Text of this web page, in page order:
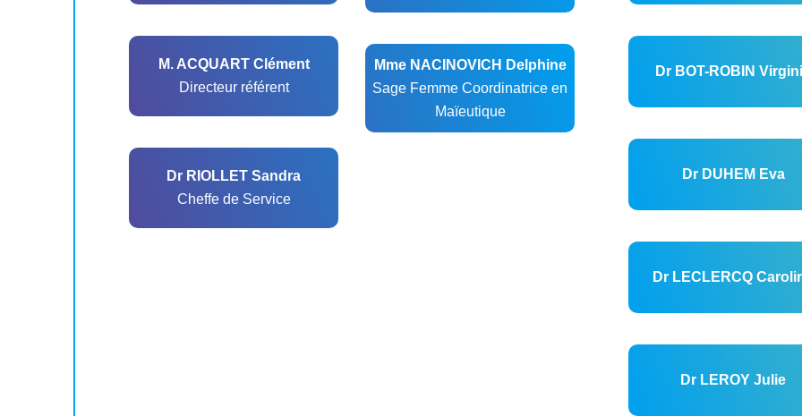
M. ACQUART Clément
Directeur référent
Dr RIOLLET Sandra
Cheffe de Service
Mme NACINOVICH Delphine
Sage Femme Coordinatrice en
Maïeutique
Dr BOT-ROBIN
Dr DUHEM Eva
Dr LECLERCQ
Dr LEROY Julie